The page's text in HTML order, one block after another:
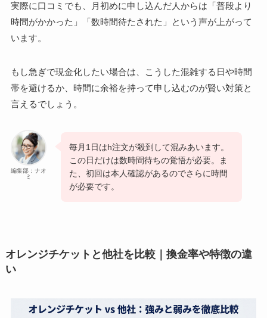
実際に口コミでも、月初めに申し込んだ人からは「普段より
時間がかかった」「数時間待たされた」という声が上がって
います。
もし急ぎで現金化したい場合は、こうした混雑する日や時間
帯を避けるか、時間に余裕を持って申し込むのが賢い対策と
言えるでしょう。
編集部：ナオ
ミ
毎月1日はh注文が殺到して混みあいます。
この日だけは数時間待ちの覚悟が必要。ま
た、初回は本人確認があるのでさらに時間
が必要です。
オレンジチケットと他社を比較｜換金率や特徴の違
い